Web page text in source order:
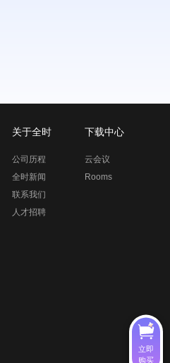
关于全时
公司历程
全时新闻
联系我们
人才招聘
下载中心
云会议
Rooms
立即
购买